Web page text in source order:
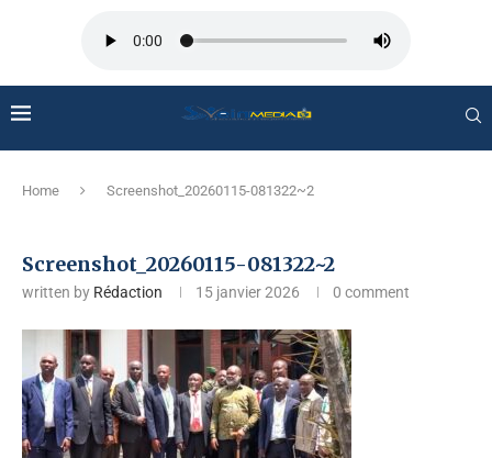
Home Screenshot_20260115-081322~2
Screenshot_20260115-081322~2
written by Rédaction 15 janvier 2026 0 comment